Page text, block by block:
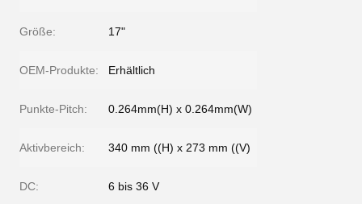
Größe: 17"
OEM-Produkte: Erhältlich
Punkte-Pitch: 0.264mm(H) x 0.264mm(W)
Aktivbereich: 340 mm ((H) x 273 mm ((V)
DC: 6 bis 36 V